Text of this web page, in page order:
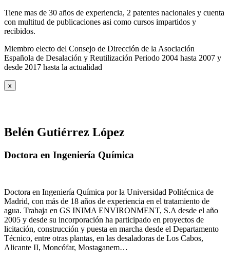
Tiene mas de 30 años de experiencia, 2 patentes nacionales y cuenta
con multitud de publicaciones asi como cursos impartidos y
recibidos.
Miembro electo del Consejo de Dirección de la Asociación
Española de Desalación y Reutilización Periodo 2004 hasta 2007 y
desde 2017 hasta la actualidad
x
Belén Gutiérrez López
Doctora en Ingeniería Química
Doctora en Ingeniería Química por la Universidad Politécnica de
Madrid, con más de 18 años de experiencia en el tratamiento de
agua. Trabaja en GS INIMA ENVIRONMENT, S.A desde el año
2005 y desde su incorporación ha participado en proyectos de
licitación, construcción y puesta en marcha desde el Departamento
Técnico, entre otras plantas, en las desaladoras de Los Cabos,
Alicante II, Moncófar, Mostaganem…